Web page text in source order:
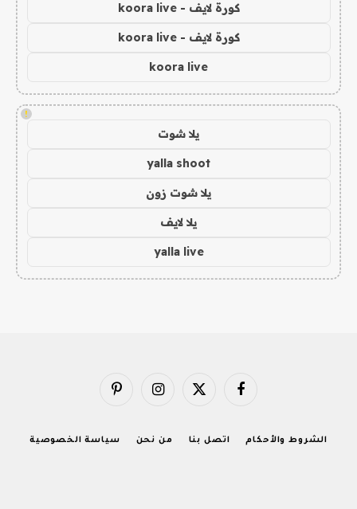
كورة لايف - koora live
كورة لايف - koora live
koora live
!
يلا شوت
yalla shoot
يلا شوت زون
يلا لايف
yalla live
فيسبوك X
الانستغرامبينتيريست
الشروط والأحكام اتصل بنا من نحن سياسة الخصوصية